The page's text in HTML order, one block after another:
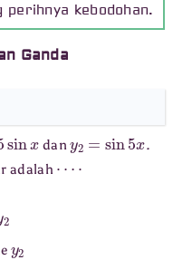
perihnya kebodohan.
Ganda
x dan sin x
.
adalah
⋯⋅